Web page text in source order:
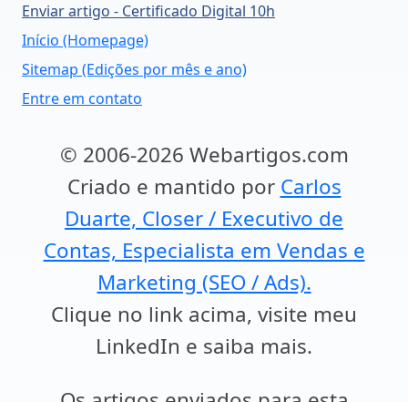
Enviar artigo - Certificado Digital 10h
Início (Homepage)
Sitemap (Edições por mês e ano)
Entre em contato
© 2006-2026 Webartigos.com
Criado e mantido por Carlos
Duarte, Closer / Executivo de
Contas, Especialista em Vendas e
Marketing (SEO / Ads).
Clique no link acima, visite meu
LinkedIn e saiba mais.